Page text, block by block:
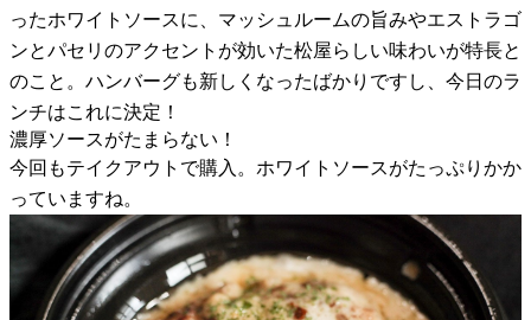
ったホワイトソースに、マッシュルームの旨みやエストラゴ
ンとパセリのアクセントが効いた松屋らしい味わいが特長と
のこと。ハンバーグも新しくなったばかりですし、今日のラ
ンチはこれに決定！
濃厚ソースがたまらない！
今回もテイクアウトで購入。ホワイトソースがたっぷりかか
っていますね。